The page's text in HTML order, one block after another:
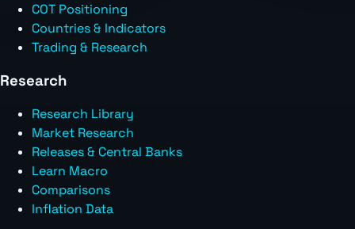
COT Positioning
Countries & Indicators
Trading & Research
Research
Research Library
Market Research
Releases & Central Banks
Learn Macro
Comparisons
Inflation Data